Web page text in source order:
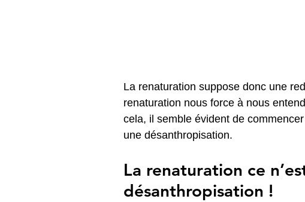
La renaturation suppose donc une
renaturation nous force à nous
cela, il semble évident de
une désanthropisation.
La renaturation ce
désanthropisation !